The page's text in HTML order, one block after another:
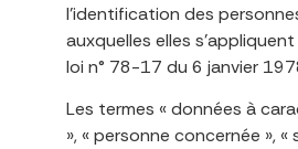
l’identification des
auxquelles elles
loi n° 78-17 du 6 janvier
Les termes « données à
», « personne concernée »,